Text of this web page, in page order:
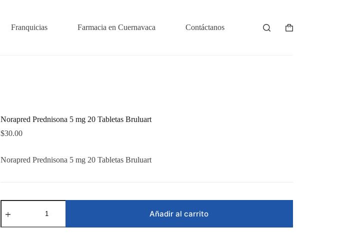
Franquicias Farmacia en Cuernavaca Contáctanos
Shopping
Norapred Prednisona 5 mg 20 Tabletas Bruluart
$30.00
Norapred Prednisona 5 mg 20 Tabletas Bruluart
Norapred
Prednisona
mg
Añadir al carrito